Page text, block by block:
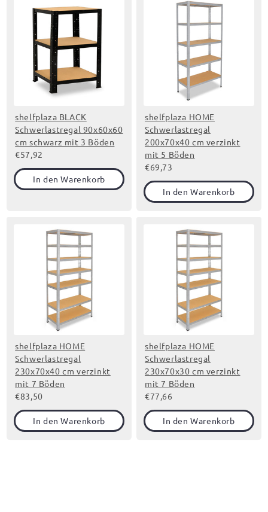
shelfplaza BLACK
Schwerlastregal 90x60x60
cm schwarz mit 3 Böden
€57,92
In den Warenkorb
shelfplaza HOME
Schwerlastregal
200x70x40 cm verzinkt
mit 5 Böden
€69,73
In den Warenkorb
shelfplaza HOME
Schwerlastregal
230x70x40 cm verzinkt
mit 7 Böden
€83,50
In den Warenkorb
shelfplaza HOME
Schwerlastregal
230x70x30 cm verzinkt
mit 7 Böden
€77,66
In den Warenkorb